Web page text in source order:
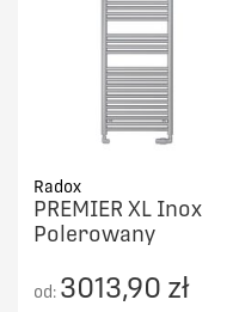
Radox
PREMIER XL Inox
Polerowany
od: 3013,90 zł